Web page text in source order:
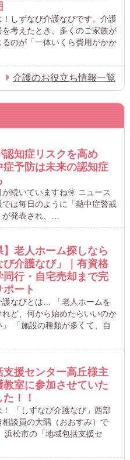
！しずなび介護なびです。介護
考えたとき、多くのご家族が
のが「一体いくら費用がかか
介護のお役立ち情報一覧
認知症リスクを高め
症予防は未来の認知症
続いていますね🌞 ニュース
は毎日のように「熱中症警戒
発表され、…
】老人ホーム探しなら
び介護なび」｜有資格
同行・自宅売却まで完
ート
護なびとは… 「老人ホームを
ど、何から始めたらいいのか
」 「施設の種類が多くて、自
支援センター高丘様主
教室に参加させていた
！！
！ 「しずなび介護なび」西部
相談員の大隅（おおすみ）で
浜松市の「地域包括支援セ